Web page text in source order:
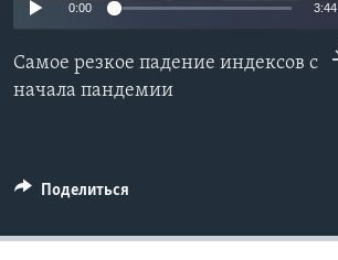
СОЦИАЛЬНЫЕ СЕТИ
Языки
0:00 3:44
Самое резкое падение индексов с
начала пандемии
Поделиться